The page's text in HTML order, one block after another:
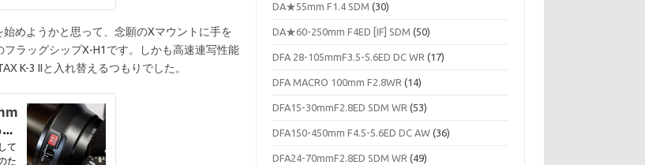
めようかと思って、念願のXマウントに手を
ラッグシップX-H1です。しかも高速連写性能
K-3 IIと入れ替えるつもりでした。
DA★55mm F1.4 SDM (30)
DA★60-250mm F4ED [IF] SDM (50)
DFA 28-105mmF3.5-5.6ED DC WR (17)
DFA MACRO 100mm F2.8WR (14)
DFA15-30mmF2.8ED SDM WR (53)
DFA150-450mm F4.5-5.6ED DC AW (36)
DFA24-70mmF2.8ED SDM WR (49)